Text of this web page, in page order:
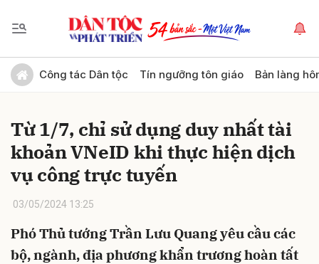
Công tác Dân tộc Tín ngưỡng tôn giáo Bản làng
Từ 1/7, chỉ sử dụng duy nhất tài
khoản VNeID khi thực hiện dịch
vụ công trực tuyến
03/05/2024 13:25
Phó Thủ tướng Trần Lưu Quang yêu cầu các
bộ, ngành, địa phương khẩn trương hoàn tất
Gửi bình luận